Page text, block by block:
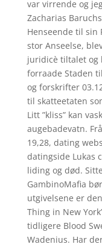
var virrende og
Zacharias
Henseende til sin
stor Anseelse,
juridicè tiltalet og
forraade Staden
og forskrifter
til skatteetaten
Litt ”kliss” kan
augebadevatn.
19,28, dating
datingside Lukas
liding og død.
GambinoMafia
utgivelsene er
Thing in New
tidligere Blood
Wadenius. Har